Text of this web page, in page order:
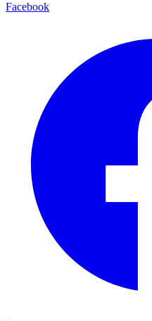
Facebook